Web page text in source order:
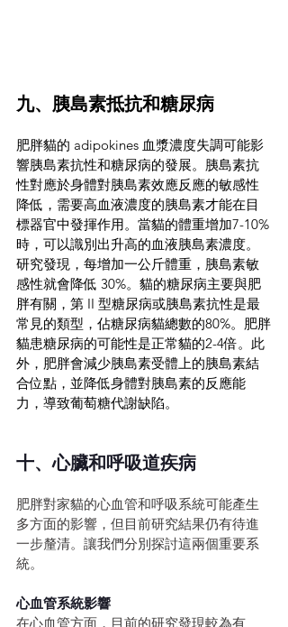
九、胰島素抵抗和糖尿病
肥胖貓的 adipokines 血漿濃度失調可能影
響胰島素抗性和糖尿病的發展。胰島素抗
性對應於身體對胰島素效應反應的敏感性
降低，需要高血液濃度的胰島素才能在目
標器官中發揮作用。當貓的體重增加7-10%
時，可以識別出升高的血液胰島素濃度。
研究發現，每增加一公斤體重，胰島素敏
感性就會降低 30%。貓的糖尿病主要與肥
胖有關，第 II 型糖尿病或胰島素抗性是最
常見的類型，佔糖尿病貓總數的80%。肥胖
貓患糖尿病的可能性是正常貓的2-4倍。此
外，肥胖會減少胰島素受體上的胰島素結
合位點，並降低身體對胰島素的反應能
力，導致葡萄糖代謝缺陷。
十、心臟和呼吸道疾病
肥胖對家貓的心血管和呼吸系統可能產生
多方面的影響，但目前研究結果仍有待進
一步釐清。讓我們分別探討這兩個重要系
統。
心血管系統影響
在心血管方面，目前的研究發現較為有